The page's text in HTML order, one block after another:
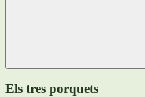
Els tres porquets